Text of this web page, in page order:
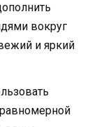
вокруг
и яркий